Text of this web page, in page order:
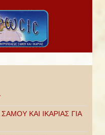
ΚΑΙ ΙΚΑΡΙΑΣ ΓΙΑ